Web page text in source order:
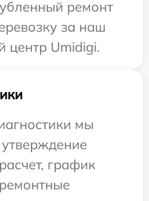
ремонт
за наш
центр Umidigi.
мы
график